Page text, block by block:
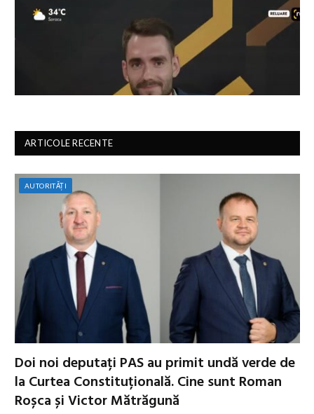
ARTICOLE RECENTE
AUTORITĂȚI
Doi noi deputați PAS au primit undă verde de
la Curtea Constituțională. Cine sunt Roman
Roșca și Victor Mătrăgună